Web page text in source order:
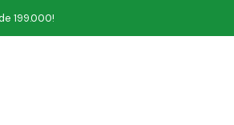
199.000!
Natural
E 1000 IU 50